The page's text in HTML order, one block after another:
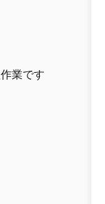
業です